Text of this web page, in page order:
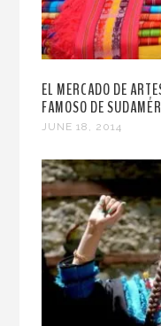
EL MERCADO DE
FAMOSO DE
JUNE 18, 2014